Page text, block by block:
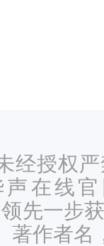
经授权
在线官
先一步
著作者名